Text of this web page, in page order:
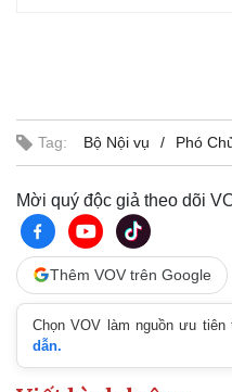
Tag: Bộ Nội vụ Phó
Mời quý độc giả theo dõi
Thêm VOV trên Google
Chọn VOV làm nguồn ưu
dẫn.